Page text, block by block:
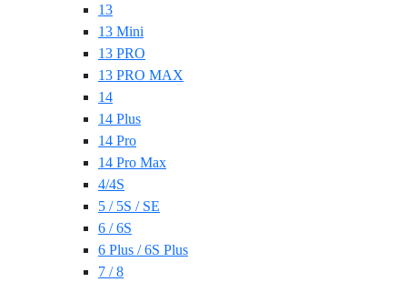
13
13 Mini
13 PRO
13 PRO MAX
14
14 Plus
14 Pro
14 Pro Max
4/4S
5 / 5S / SE
6 / 6S
6 Plus / 6S Plus
7 / 8